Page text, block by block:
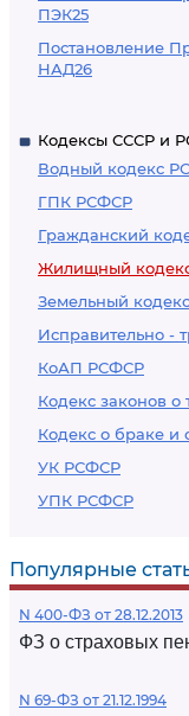
ПЭК25
Постановление
НАД26
Кодексы СССР и
Водный кодекс
ГПК РСФСР
Гражданский
Жилищный
Земельный
Исправительно -
КоАП РСФСР
Кодекс законов о
Кодекс о браке и
УК РСФСР
УПК РСФСР
Популярные
N 400-ФЗ от 28.12.2013
ФЗ о страховых
N 69-ФЗ от 21.12.1994